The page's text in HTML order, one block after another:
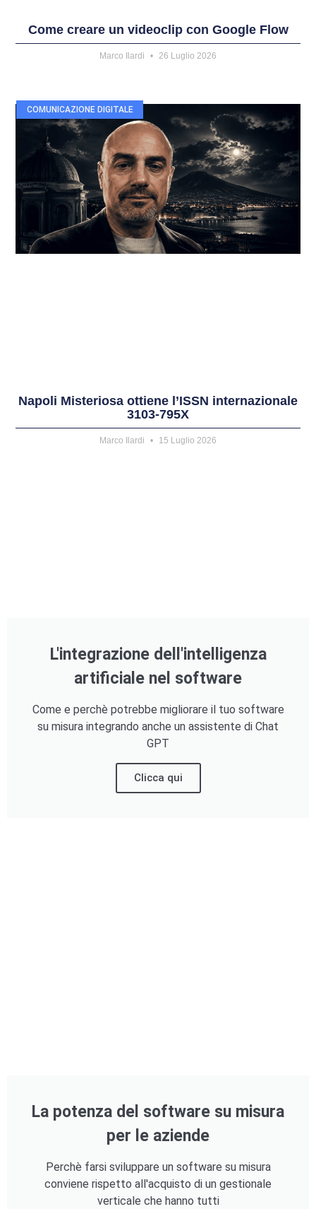
Come creare un videoclip con Google Flow
Marco Ilardi 26 Luglio 2026
COMUNICAZIONE DIGITALE
Napoli Misteriosa ottiene l’ISSN internazionale
3103-795X
Marco Ilardi 15 Luglio 2026
L'integrazione dell'intelligenza
artificiale nel software
Come e perchè potrebbe migliorare il tuo software
su misura integrando anche un assistente di Chat
GPT
Clicca qui
La potenza del software su misura
per le aziende
Perchè farsi sviluppare un software su misura
conviene rispetto all'acquisto di un gestionale
verticale che hanno tutti